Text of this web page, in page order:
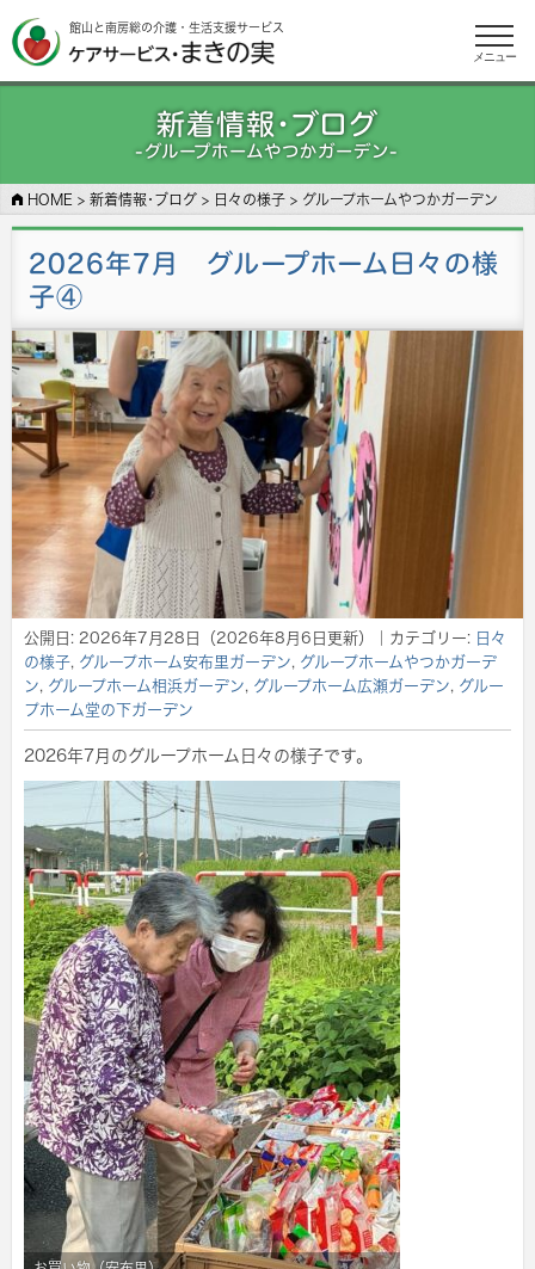
館山と南房総の介護・生活支援サービス
メニュー
新着情報･ブログ
-グループホームやつかガーデン-
HOME > 新着情報･ブログ > 日々の様子 > グループホームやつかガーデン
2026年7月 グループホーム日々の様
子④
公開日: 2026年7月28日 （2026年8月6日更新） ｜カテゴリー: 日々
の様子, グループホーム安布里ガーデン, グループホームやつかガーデ
ン, グループホーム相浜ガーデン, グループホーム広瀬ガーデン, グルー
プホーム堂の下ガーデン
2026年7月のグループホーム日々の様子です。